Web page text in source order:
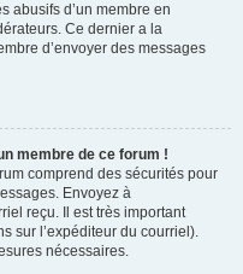
abusifs d’un membre en
Ce dernier a la
d’envoyer des messages
membre de ce forum !
comprend des sécurités pour
Envoyez à
reçu. Il est très important
sur l’expéditeur du courriel).
nécessaires.